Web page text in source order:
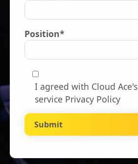
Position*
I agreed with Cloud Ace's
service Privacy Policy